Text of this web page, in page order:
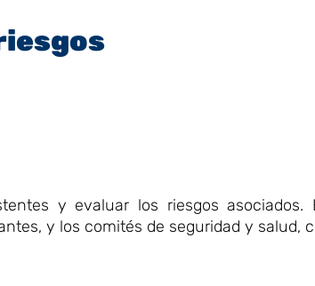
y evaluar los riesgos asociados.
y los comités de seguridad y salud,